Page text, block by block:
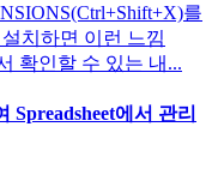
를
치하면 이런 느낌
확인할 수 있는 내...
Spreadsheet에서 관리